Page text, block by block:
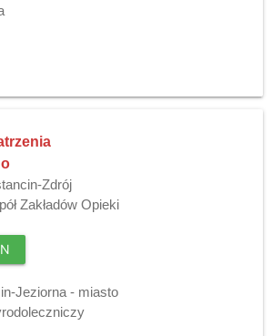
Zdrój
Zakładów Opieki
Jeziorna - miasto